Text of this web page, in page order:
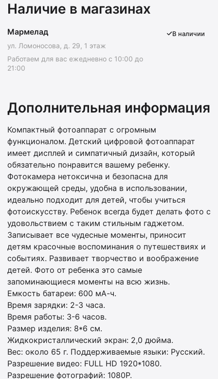
Наличие в магазинах
Мармелад
ул. Ломоносова, д. 29, 1 этаж
Работаем для вас ежедневно с 10:00 до
21:00
В наличии
Дополнительная информация
Компактный фотоаппарат с огромным
функционалом. Детский цифровой фотоаппарат
имеет дисплей и симпатичный дизайн, который
обязательно понравится вашему ребенку.
Фотокамера нетоксична и безопасна для
окружающей среды, удобна в использовании,
идеально подходит для детей, чтобы учиться
фотоискусству. Ребенок всегда будет делать фото с
удовольствием с таким стильным гаджетом.
Записывает все чудесные моменты, приносит
детям красочные воспоминания о путешествиях и
событиях. Развивает творчество и воображение
детей. Фото от ребенка это самые
запоминающиеся моменты на всю жизнь.
Емкость батареи: 600 мА-ч.
Время зарядки: 2-3 часа.
Время работы: 3-6 часов.
Размер изделия: 8*6 см.
Жидкокристаллический экран: 2,0 дюйма.
Вес: около 65 г. Поддерживаемые языки: Русский.
Разрешение видео: FULL HD 1920*1080.
Разрешение фотографий: 1080P.